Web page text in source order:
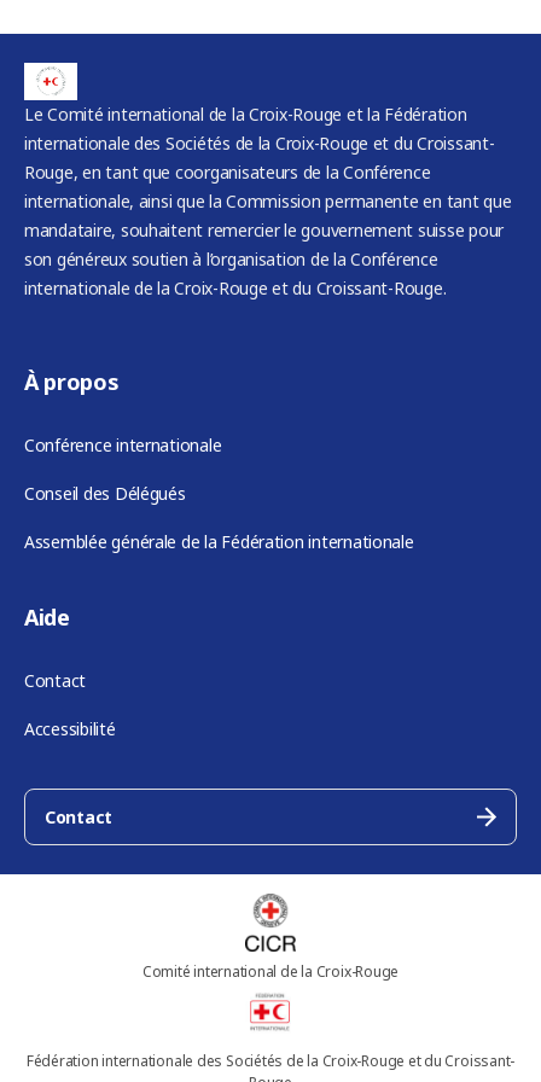
Le Comité international de la Croix-Rouge et la Fédération
internationale des Sociétés de la Croix-Rouge et du Croissant-
Rouge, en tant que coorganisateurs de la Conférence
internationale, ainsi que la Commission permanente en tant que
mandataire, souhaitent remercier le gouvernement suisse pour
son généreux soutien à l’organisation de la Conférence
internationale de la Croix-Rouge et du Croissant-Rouge.
À propos
Conférence internationale
Conseil des Délégués
Assemblée générale de la Fédération internationale
Aide
Contact
Accessibilité
Contact
Comité international de la Croix-Rouge
Fédération internationale des Sociétés de la Croix-Rouge et du Croissant-